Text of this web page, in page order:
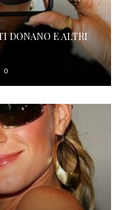
DONANO E ALTRI
0